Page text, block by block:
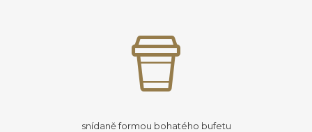
snídaně formou bohatého bufetu